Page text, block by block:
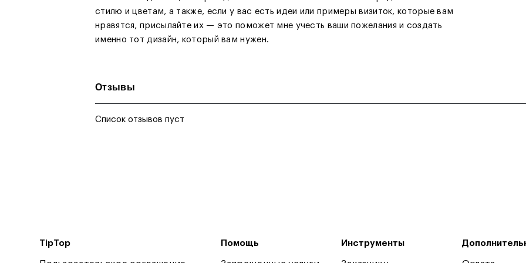
стилю и цветам, а также, если у вас есть идеи или примеры визиток, которые вам
нравятся, присылайте их — это поможет мне учесть ваши пожелания и создать
именно тот дизайн, который вам нужен.
Отзывы
Список отзывов пуст
TipTop Помощь Инструменты